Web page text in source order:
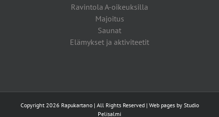
Ravintola A-oikeuksilla
Majoitus
Saunat
Elämykset ja aktiviteetit
Copyright 2026 Rapukartano | All Rights Reserved | Web pages by Studio
Pelisalmi